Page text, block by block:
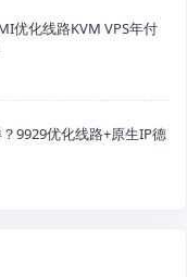
优化线路KVM VPS年付
9929优化线路+原生IP德